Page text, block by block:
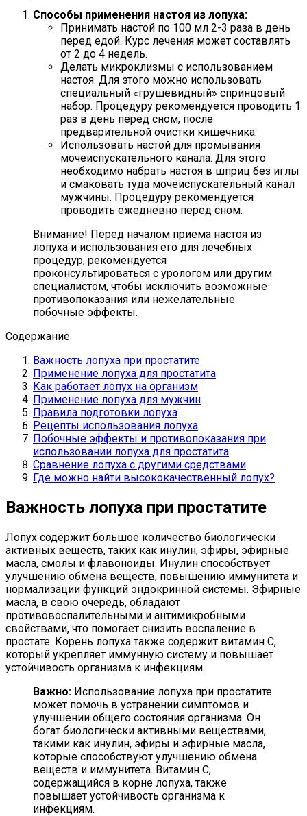
Способы применения настоя из лопуха:
Принимать настой по 100 мл 2-3 раза в день
перед едой. Курс лечения может составлять
от 2 до 4 недель.
Делать микроклизмы с использованием
настоя. Для этого можно использовать
специальный «грушевидный» спринцовый
набор. Процедуру рекомендуется проводить 1
раз в день перед сном, после
предварительной очистки кишечника.
Использовать настой для промывания
мочеиспускательного канала. Для этого
необходимо набрать настоя в шприц без иглы
и смаковать туда мочеиспускательный канал
мужчины. Процедуру рекомендуется
проводить ежедневно перед сном.
Внимание! Перед началом приема настоя из
лопуха и использования его для лечебных
процедур, рекомендуется
проконсультироваться с урологом или другим
специалистом, чтобы исключить возможные
противопоказания или нежелательные
побочные эффекты.
Содержание
Важность лопуха при простатите
Применение лопуха для простатита
Как работает лопух на организм
Применение лопуха для мужчин
Правила подготовки лопуха
Рецепты использования лопуха
Побочные эффекты и противопоказания при
использовании лопуха для простатита
Сравнение лопуха с другими средствами
Где можно найти высококачественный лопух?
Важность лопуха при простатите
Лопух содержит большое количество биологически
активных веществ, таких как инулин, эфиры, эфирные
масла, смолы и флавоноиды. Инулин способствует
улучшению обмена веществ, повышению иммунитета и
нормализации функций эндокринной системы. Эфирные
масла, в свою очередь, обладают
противовоспалительными и антимикробными
свойствами, что помогает снизить воспаление в
простате. Корень лопуха также содержит витамин C,
который укрепляет иммунную систему и повышает
устойчивость организма к инфекциям.
Важно: Использование лопуха при простатите
может помочь в устранении симптомов и
улучшении общего состояния организма. Он
богат биологически активными веществами,
такими как инулин, эфиры и эфирные масла,
которые способствуют улучшению обмена
веществ и иммунитета. Витамин C,
содержащийся в корне лопуха, также
повышает устойчивость организма к
инфекциям.